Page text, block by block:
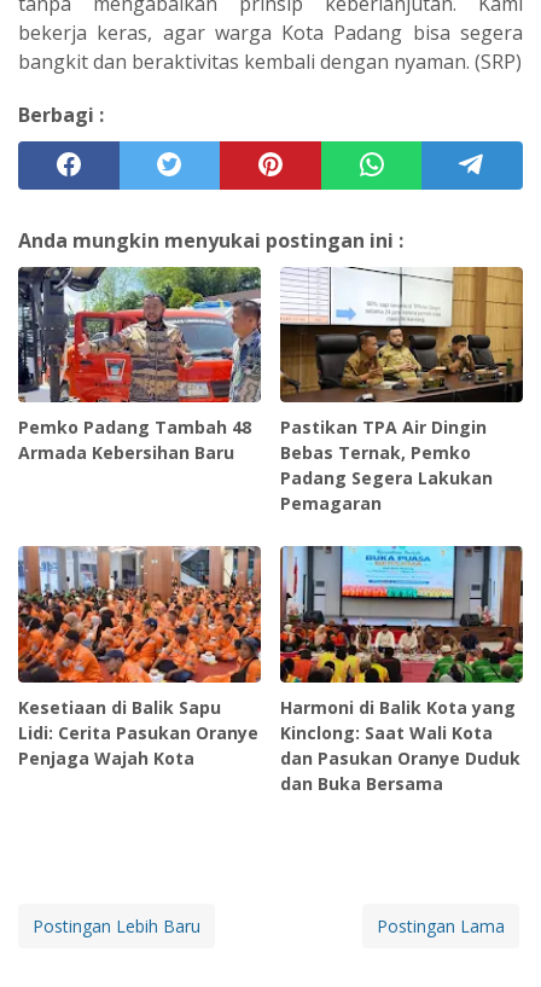
bekerja keras, agar warga Kota Padang bisa segera
bangkit dan beraktivitas kembali dengan nyaman. (SRP)
Berbagi :
Anda mungkin menyukai postingan ini :
Pemko Padang Tambah 48
Armada Kebersihan Baru
Pastikan TPA Air Dingin
Bebas Ternak, Pemko
Padang Segera Lakukan
Pemagaran
Kesetiaan di Balik Sapu
Lidi: Cerita Pasukan Oranye
Penjaga Wajah Kota
Harmoni di Balik Kota yang
Kinclong: Saat Wali Kota
dan Pasukan Oranye Duduk
dan Buka Bersama
Postingan Lebih Baru Postingan Lama